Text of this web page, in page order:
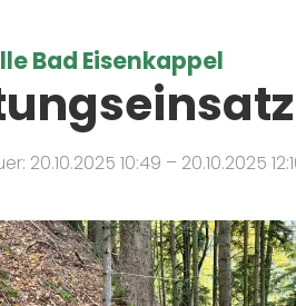
Bad Eisenkappel
20.10.2025 10:49 – 20.10.2025